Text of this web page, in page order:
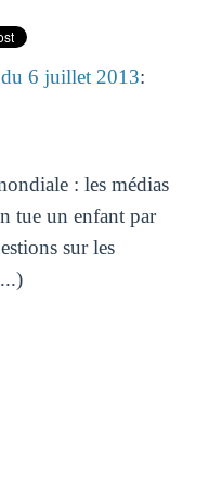
du 6 juillet 2013:
: les médias
tue un enfant par
sur les